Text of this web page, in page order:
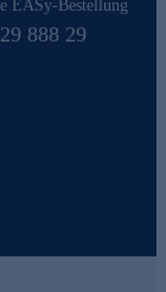
EASy-Bestellung
888 29